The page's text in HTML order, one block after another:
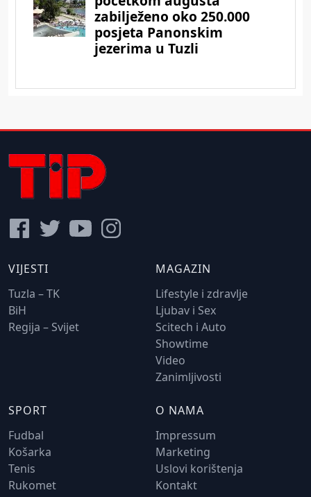
VIJESTI
Tuzla – TK
BiH
Regija – Svijet
MAGAZIN
Lifestyle i zdravlje
Ljubav i Sex
Scitech i Auto
Showtime
Video
Zanimljivosti
SPORT
Fudbal
Košarka
Tenis
Rukomet
O NAMA
Impressum
Marketing
Uslovi korištenja
Kontakt